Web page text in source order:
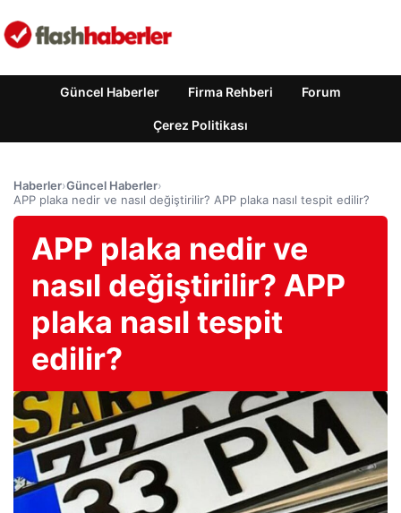
Güncel Haberler Firma Rehberi Forum
Çerez Politikası
Haberler›Güncel Haberler›
APP plaka nedir ve nasıl değiştirilir? APP plaka nasıl tespit edilir?
APP plaka nedir ve
nasıl değiştirilir? APP
plaka nasıl tespit
edilir?